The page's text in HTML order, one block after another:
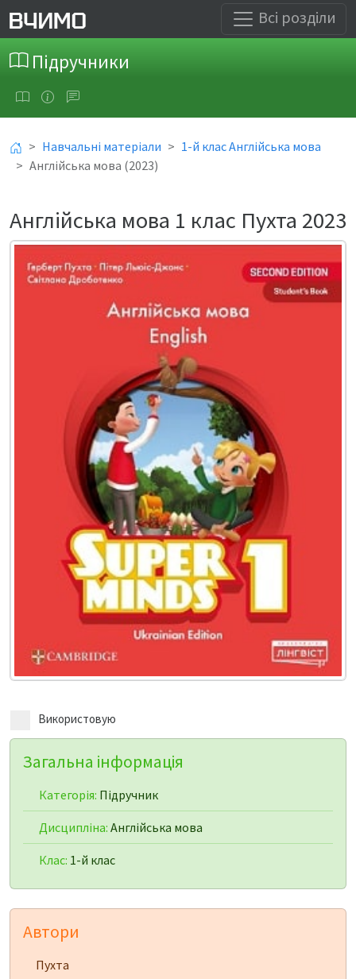
Всі розділи
Підручники
Навчальні матеріали
1-й клас Англійська мова
Англійська мова (2023)
Англійська мова 1 клас Пухта 2023
Використовую
Загальна інформація
Категорія: Підручник
Дисципліна: Англійська мова
Клас: 1-й клас
Автори
Пухта